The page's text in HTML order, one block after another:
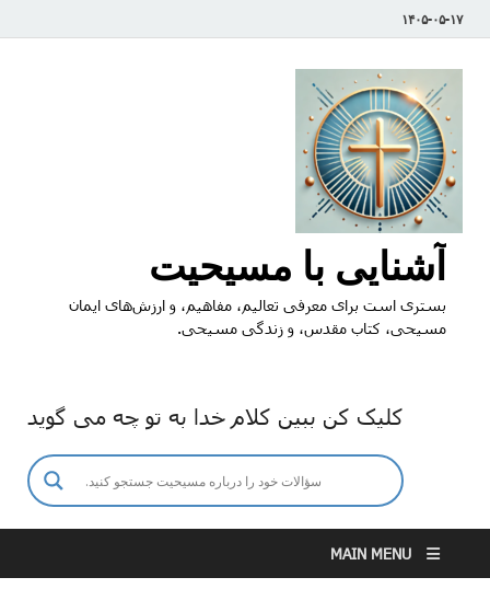
۱۴۰۵-۰۵-۱۷
آشنایی با مسیحیت
بستری است برای معرفی تعالیم، مفاهیم، و ارزش‌های ایمان
مسیحی، کتاب مقدس، و زندگی مسیحی.
کلیک کن ببین کلام خدا به تو چه می گوید
MAIN MENU